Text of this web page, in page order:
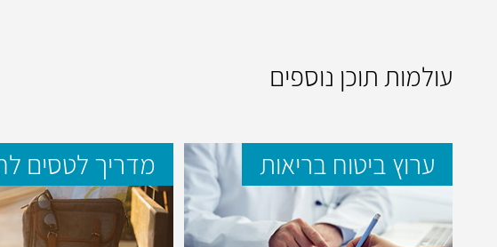
עולמות תוכן נוספים
ערוץ ביטוח בריאות מדריך לטסים